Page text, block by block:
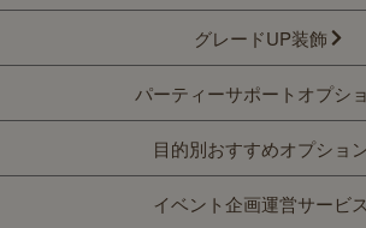
グレードUP装飾
パーティーサポートオプシ
目的別おすすめオプショ
イベント企画運営サービス